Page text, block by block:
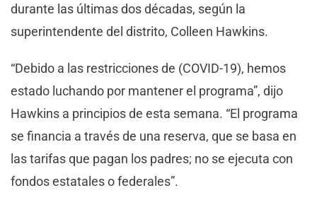
durante las últimas dos décadas, según la
superintendente del distrito, Colleen Hawkins.
“Debido a las restricciones de (COVID-19), hemos
estado luchando por mantener el programa”, dijo
Hawkins a principios de esta semana. “El programa
se financia a través de una reserva, que se basa en
las tarifas que pagan los padres; no se ejecuta con
fondos estatales o federales”.